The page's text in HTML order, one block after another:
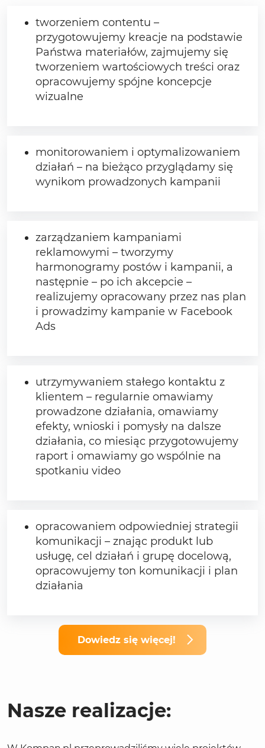
tworzeniem contentu –
przygotowujemy kreacje na podstawie
Państwa materiałów, zajmujemy się
tworzeniem wartościowych treści oraz
opracowujemy spójne koncepcje
wizualne
monitorowaniem i optymalizowaniem
działań – na bieżąco przyglądamy się
wynikom prowadzonych kampanii
zarządzaniem kampaniami
reklamowymi – tworzymy
harmonogramy postów i kampanii, a
następnie – po ich akcepcie –
realizujemy opracowany przez nas plan
i prowadzimy kampanie w Facebook
Ads
utrzymywaniem stałego kontaktu z
klientem – regularnie omawiamy
prowadzone działania, omawiamy
efekty, wnioski i pomysły na dalsze
działania, co miesiąc przygotowujemy
raport i omawiamy go wspólnie na
spotkaniu video
opracowaniem odpowiedniej strategii
komunikacji – znając produkt lub
usługę, cel działań i grupę docelową,
opracowujemy ton komunikacji i plan
działania
Dowiedz się więcej!
Nasze realizacje: